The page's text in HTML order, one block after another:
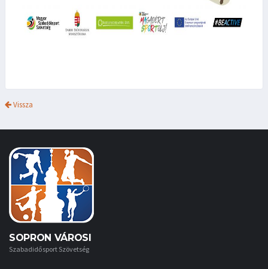
Vissza
SOPRON VÁROSI
Szabadidősport Szövetség